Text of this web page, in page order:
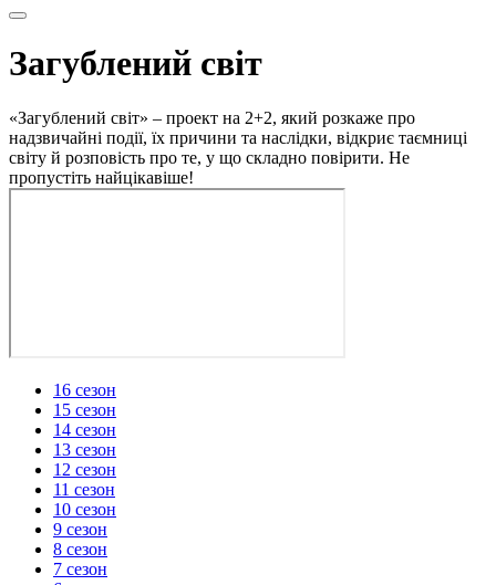
Загублений світ
«Загублений світ» – проект на 2+2, який розкаже про
надзвичайні події, їх причини та наслідки, відкриє таємниці
світу й розповість про те, у що складно повірити. Не
пропустіть найцікавіше!
16 сезон
15 сезон
14 сезон
13 сезон
12 сезон
11 сезон
10 сезон
9 сезон
8 сезон
7 сезон